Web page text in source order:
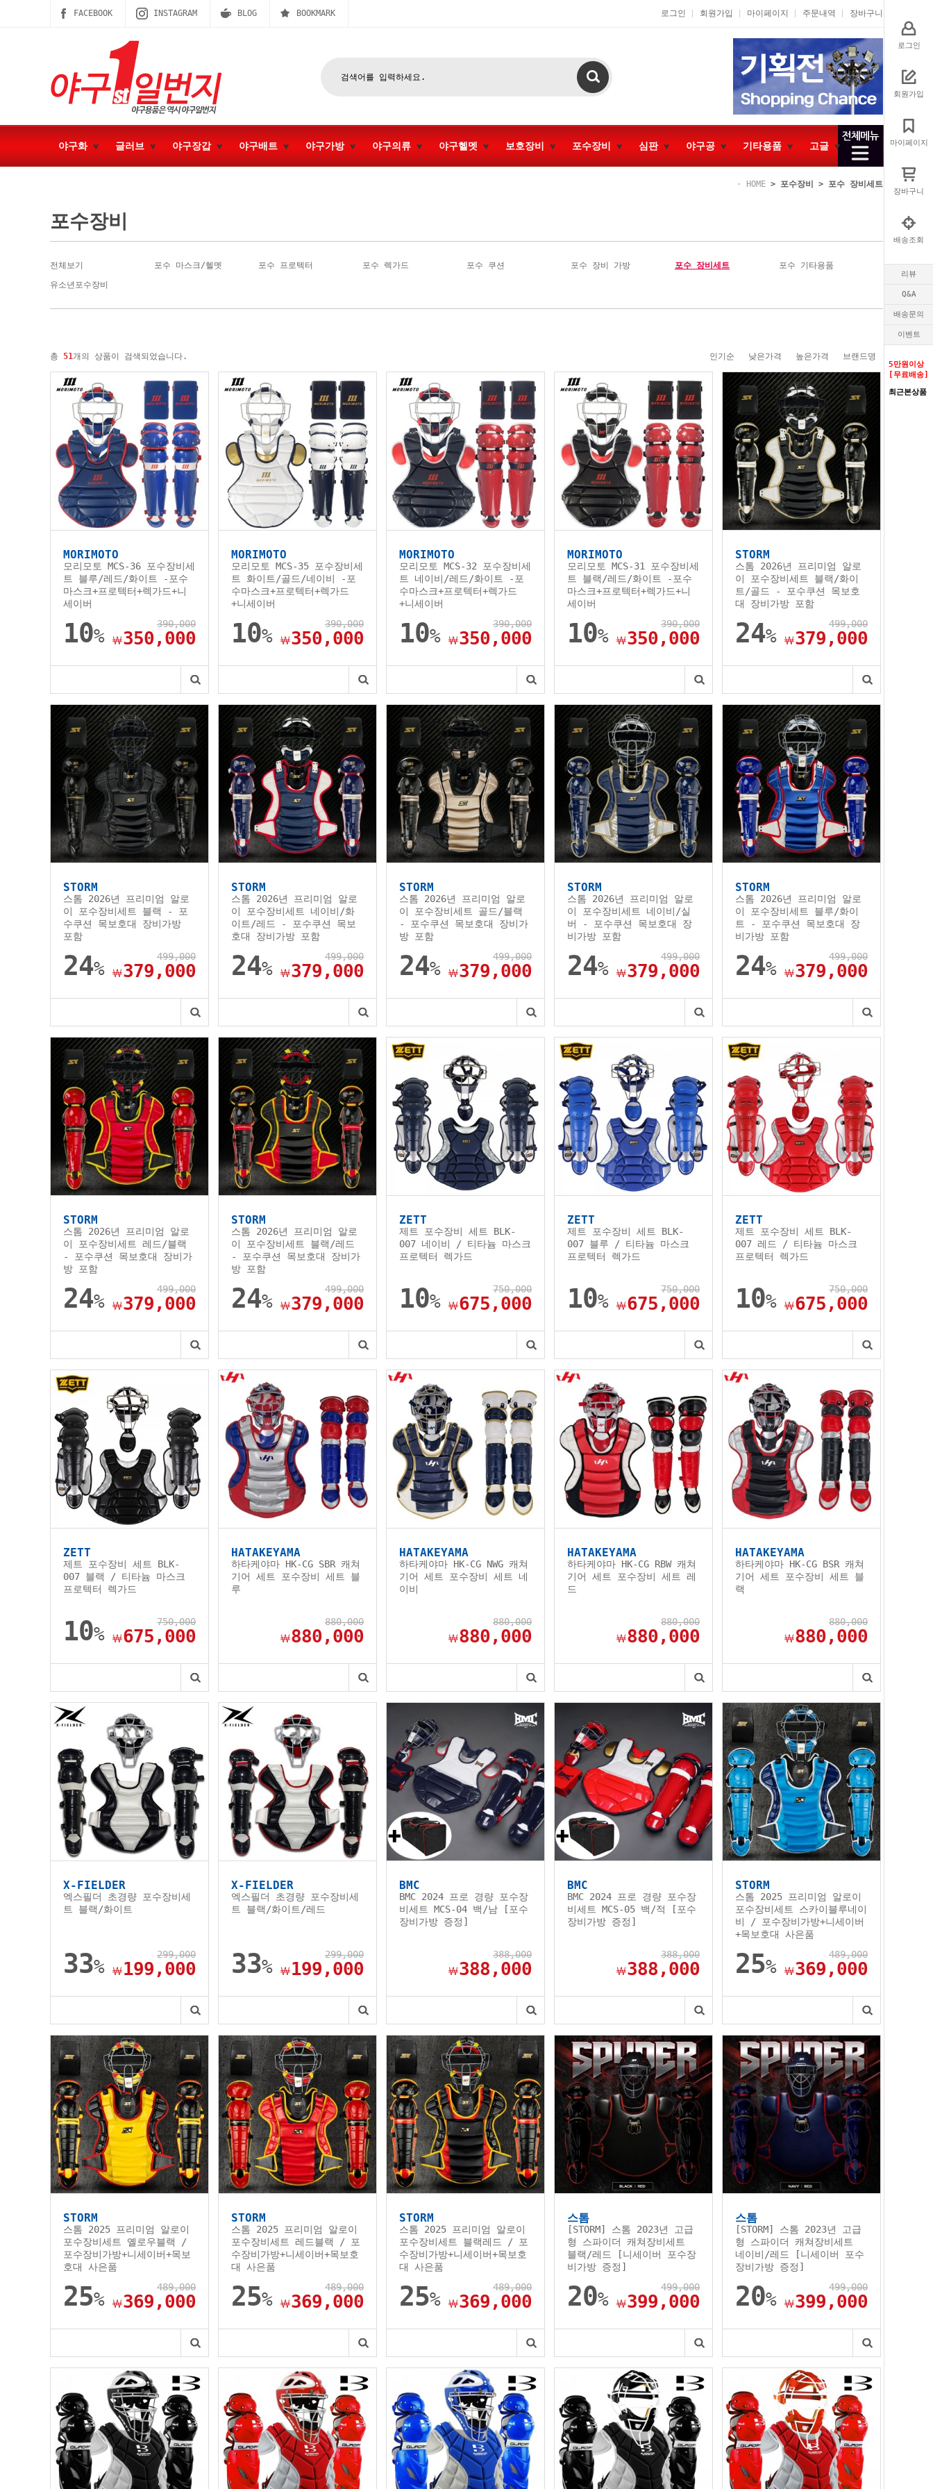
로그인
회원가입
마이페이지
장바구니
배송조회
리뷰
Q&A
배송문의
이벤트
5만원이상
[무료배송]
최근본상품
FACEBOOK INSTAGRAM BLOG BOOKMARK 로그인 회원가입 마이페이지 주문내역 장바구니
야구화 글러브 야구장갑 야구배트 야구가방 야구의류 야구헬멧 보호장비 포수장비 심판 야구공 기타용품 고글
HOME > 포수장비 > 포수 장비세트
포수장비
전체보기 포수 마스크/헬멧 포수 프로텍터 포수 렉가드 포수 쿠션 포수 장비 가방 포수 장비세트
포수 기타용품
유소년포수장비
총 51개의 상품이 검색되었습니다. 인기순 낮은가격 높은가격 브랜드명
MORIMOTO
모리모토 MCS-36 포수장비세
트 블루/레드/화이트 -포수
마스크+프로텍터+렉가드+니
세이버
10%
390,000
￦350,000
MORIMOTO
모리모토 MCS-35 포수장비세
트 화이트/골드/네이비 -포
수마스크+프로텍터+렉가드
+니세이버
10%
390,000
￦350,000
MORIMOTO
모리모토 MCS-32 포수장비세
트 네이비/레드/화이트 -포
수마스크+프로텍터+렉가드
+니세이버
10%
390,000
￦350,000
MORIMOTO
모리모토 MCS-31 포수장비세
트 블랙/레드/화이트 -포수
마스크+프로텍터+렉가드+니
세이버
10%
390,000
￦350,000
STORM
스톰 2026년 프리미엄 알로
이 포수장비세트 블랙/화이
트/골드 - 포수쿠션 목보호
대 장비가방 포함
24%
499,000
￦379,000
STORM
스톰 2026년 프리미엄 알로
이 포수장비세트 블랙 - 포
수쿠션 목보호대 장비가방
포함
24%
499,000
￦379,000
STORM
스톰 2026년 프리미엄 알로
이 포수장비세트 네이비/화
이트/레드 - 포수쿠션 목보
호대 장비가방 포함
24%
499,000
￦379,000
STORM
스톰 2026년 프리미엄 알로
이 포수장비세트 골드/블랙
- 포수쿠션 목보호대 장비가
방 포함
24%
499,000
￦379,000
STORM
스톰 2026년 프리미엄 알로
이 포수장비세트 네이비/실
버 - 포수쿠션 목보호대 장
비가방 포함
24%
499,000
￦379,000
STORM
스톰 2026년 프리미엄 알로
이 포수장비세트 블루/화이
트 - 포수쿠션 목보호대 장
비가방 포함
24%
499,000
￦379,000
STORM
스톰 2026년 프리미엄 알로
이 포수장비세트 레드/블랙
- 포수쿠션 목보호대 장비가
방 포함
24%
499,000
￦379,000
STORM
스톰 2026년 프리미엄 알로
이 포수장비세트 블랙/레드
- 포수쿠션 목보호대 장비가
방 포함
24%
499,000
￦379,000
ZETT
제트 포수장비 세트 BLK-
007 네이비 / 티타늄 마스크
프로텍터 렉가드
10%
750,000
￦675,000
ZETT
제트 포수장비 세트 BLK-
007 블루 / 티타늄 마스크
프로텍터 렉가드
10%
750,000
￦675,000
ZETT
제트 포수장비 세트 BLK-
007 레드 / 티타늄 마스크
프로텍터 렉가드
10%
750,000
￦675,000
ZETT
제트 포수장비 세트 BLK-
007 블랙 / 티타늄 마스크
프로텍터 렉가드
10%
750,000
￦675,000
HATAKEYAMA
하타케야마 HK-CG SBR 캐쳐
기어 세트 포수장비 세트 블
루
880,000
￦880,000
HATAKEYAMA
하타케야마 HK-CG NWG 캐쳐
기어 세트 포수장비 세트 네
이비
880,000
￦880,000
HATAKEYAMA
하타케야마 HK-CG RBW 캐쳐
기어 세트 포수장비 세트 레
드
880,000
￦880,000
HATAKEYAMA
하타케야마 HK-CG BSR 캐쳐
기어 세트 포수장비 세트 블
랙
880,000
￦880,000
X-FIELDER
엑스필더 초경량 포수장비세
트 블랙/화이트
33%
299,000
￦199,000
X-FIELDER
엑스필더 초경량 포수장비세
트 블랙/화이트/레드
33%
299,000
￦199,000
BMC
BMC 2024 프로 경량 포수장
비세트 MCS-04 백/남 [포수
장비가방 증정]
388,000
￦388,000
BMC
BMC 2024 프로 경량 포수장
비세트 MCS-05 백/적 [포수
장비가방 증정]
388,000
￦388,000
STORM
스톰 2025 프리미엄 알로이
포수장비세트 스카이블루네이
비 / 포수장비가방+니세이버
+목보호대 사은품
25%
489,000
￦369,000
STORM
스톰 2025 프리미엄 알로이
포수장비세트 옐로우블랙 /
포수장비가방+니세이버+목보
호대 사은품
25%
489,000
￦369,000
STORM
스톰 2025 프리미엄 알로이
포수장비세트 레드블랙 / 포
수장비가방+니세이버+목보호
대 사은품
25%
489,000
￦369,000
STORM
스톰 2025 프리미엄 알로이
포수장비세트 블랙레드 / 포
수장비가방+니세이버+목보호
대 사은품
25%
489,000
￦369,000
스톰
[STORM] 스톰 2023년 고급
형 스파이더 캐쳐장비세트
블랙/레드 [니세이버 포수장
비가방 증정]
20%
499,000
￦399,000
스톰
[STORM] 스톰 2023년 고급
형 스파이더 캐쳐장비세트
네이비/레드 [니세이버 포수
장비가방 증정]
20%
499,000
￦399,000